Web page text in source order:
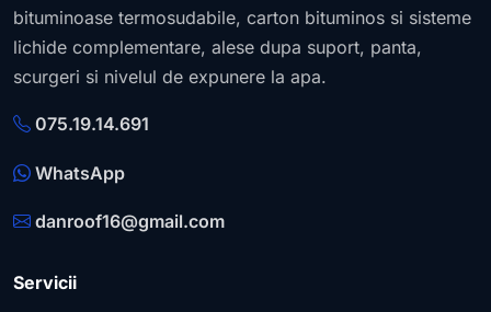
bituminoase termosudabile, carton bituminos si sisteme
lichide complementare, alese dupa suport, panta,
scurgeri si nivelul de expunere la apa.
075.19.14.691
WhatsApp
danroof16@gmail.com
Servicii